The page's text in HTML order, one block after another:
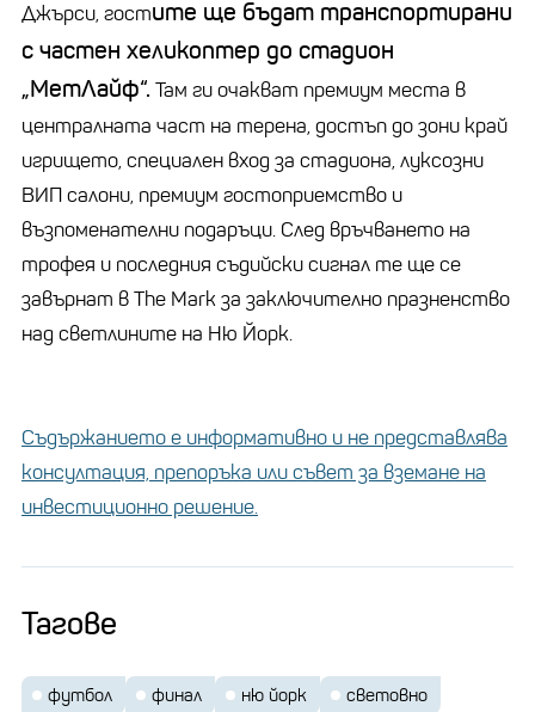
Джърси, гостите ще бъдат транспортирани
с частен хеликоптер до стадион
„МетЛайф“. Там ги очакват премиум места в
централната част на терена, достъп до зони край
игрището, специален вход за стадиона, луксозни
ВИП салони, премиум гостоприемство и
възпоменателни подаръци. След връчването на
трофея и последния съдийски сигнал те ще се
завърнат в The Mark за заключително празненство
над светлините на Ню Йорк.
Съдържанието е информативно и не представлява
консултация, препоръка или съвет за вземане на
инвестиционно решение.
Тагове
футбол финал ню йорк
световно